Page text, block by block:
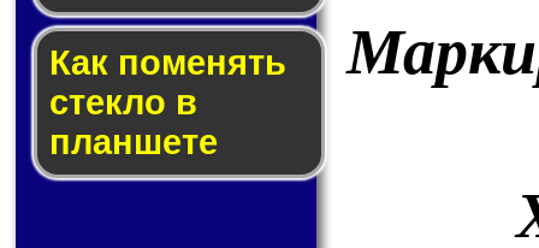
Как по­ме­нять
стек­ло в
планшете